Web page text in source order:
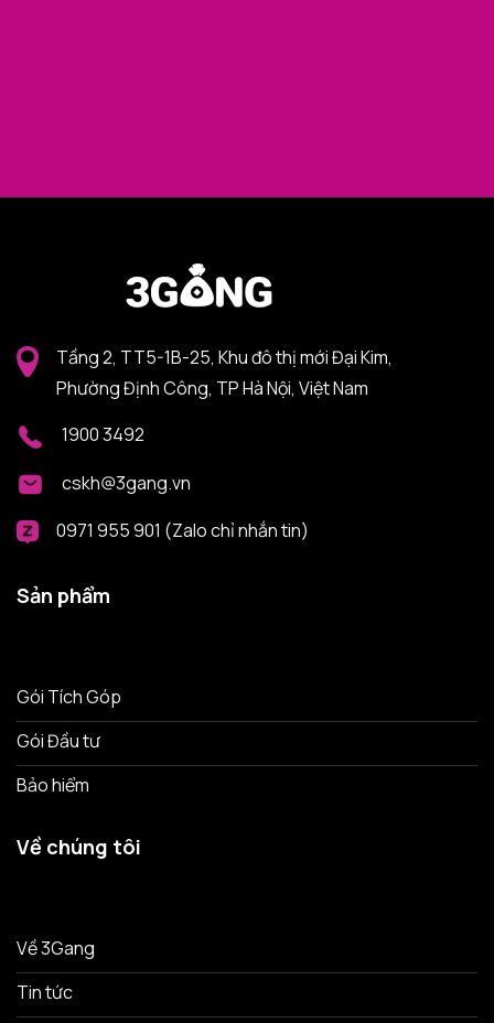
Tầng 2, TT5-1B-25, Khu đô thị mới Đại Kim,
Phường Định Công, TP Hà Nội, Việt Nam
1900 3492
cskh@3gang.vn
0971 955 901 (Zalo chỉ nhắn tin)
Sản phẩm
Gói Tích Góp
Gói Đầu tư
Bảo hiểm
Về chúng tôi
Về 3Gang
Tin tức